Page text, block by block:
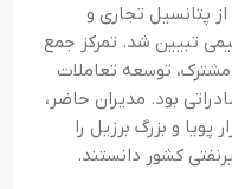
از پتانسیل تجاری و
تبیین شد. تمرکز جمع
توسعه تعاملات
بود. مدیران حاضر،
پویا و بزرگ برزیل را
کشور دانستند.